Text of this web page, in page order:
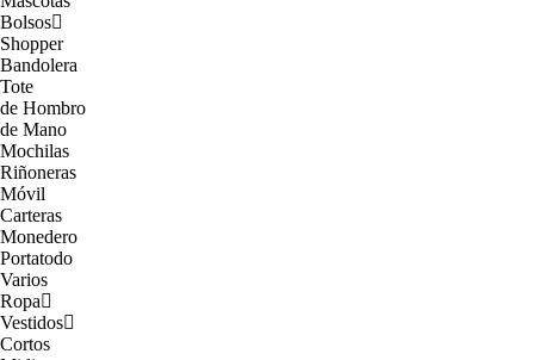
Bolsos
Shopper
Bandolera
Tote
de Hombro
de Mano
Mochilas
Riñoneras
Móvil
Carteras
Monedero
Portatodo
Varios
Ropa
Vestidos
Cortos